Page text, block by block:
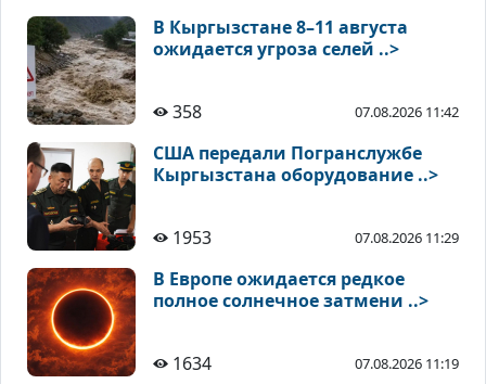
В Кыргызстане 8–11 августа
ожидается угроза селей ..>
358 07.08.2026 11:42
США передали Погранслужбе
Кыргызстана оборудование ..>
1953 07.08.2026 11:29
В Европе ожидается редкое
полное солнечное затмени ..>
1634 07.08.2026 11:19